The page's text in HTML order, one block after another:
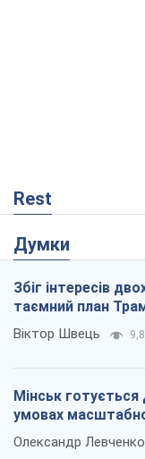
Rest
Думки
Збіг інтересів
таємний план
Віктор Швець
Мінськ готується
умовах
Олександр Левченко